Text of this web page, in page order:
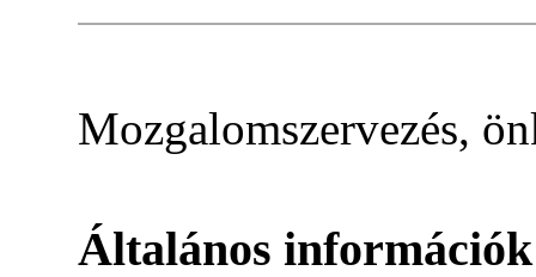
Mozgalomszervezés,
Általános információk